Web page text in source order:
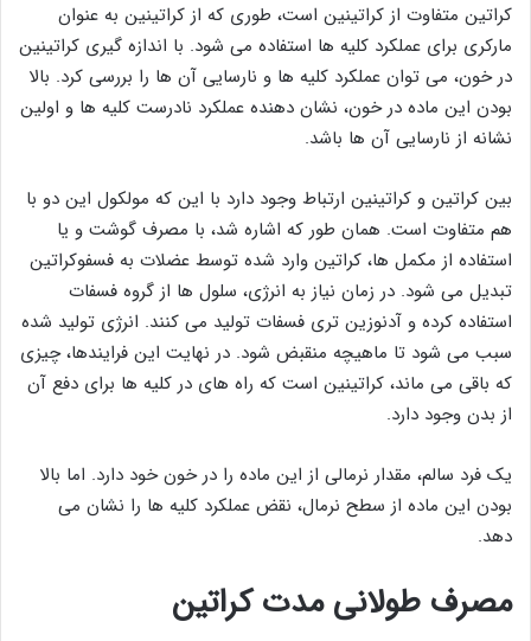
کراتین متفاوت از کراتینین است، طوری که از کراتینین به عنوان
مارکری برای عملکرد کلیه ها استفاده می شود. با اندازه گیری کراتینین
در خون، می توان عملکرد کلیه ها و نارسایی آن ها را بررسی کرد. بالا
بودن این ماده در خون، نشان دهنده عملکرد نادرست کلیه ها و اولین
نشانه از نارسایی آن ها باشد.
بین کراتین و کراتینین ارتباط وجود دارد با این که مولکول این دو با
هم متفاوت است. همان طور که اشاره شد، با مصرف گوشت و یا
استفاده از مکمل ها، کراتین وارد شده توسط عضلات به فسفوکراتین
تبدیل می شود. در زمان نیاز به انرژی، سلول ها از گروه فسفات
استفاده کرده و آدنوزین تری فسفات تولید می کنند. انرژی تولید شده
سبب می شود تا ماهیچه منقبض شود. در نهایت این فرایندها، چیزی
که باقی می ماند، کراتینین است که راه های در کلیه ها برای دفع آن
از بدن وجود دارد.
یک فرد سالم، مقدار نرمالی از این ماده را در خون خود دارد. اما بالا
بودن این ماده از سطح نرمال، نقض عملکرد کلیه ها را نشان می
دهد.
مصرف طولانی مدت کراتین